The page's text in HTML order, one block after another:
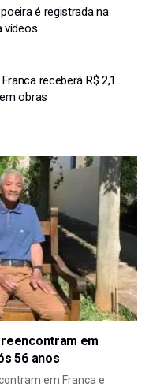
é registrada na
vídeos
receberá R$ 2,1
obras
em
56 anos
em Franca e